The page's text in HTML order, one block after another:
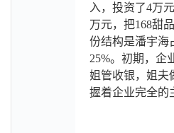
入，投资了4万
万元，把168甜
份结构是潘宇海
25%。初期，企
姐管收银，姐夫
握着企业完全的